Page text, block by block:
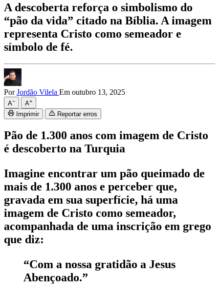
A descoberta reforça o simbolismo do
“pão da vida” citado na Bíblia. A imagem
representa Cristo como semeador e
símbolo de fé.
PorJordão Vilela Em outubro 13, 2025
A− A+
Imprimir Reportar erros
Pão de 1.300 anos com imagem de Cristo
é descoberto na Turquia
Imagine encontrar um pão queimado de
mais de 1.300 anos e perceber que,
gravada em sua superfície, há uma
imagem de Cristo como semeador,
acompanhada de uma inscrição em grego
que diz:
“Com a nossa gratidão a Jesus
Abençoado.”